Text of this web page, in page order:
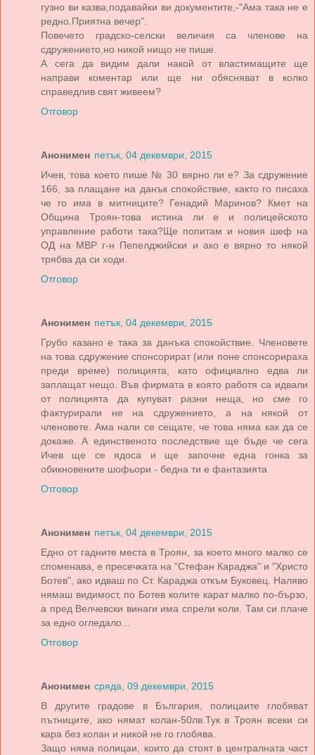
гузно ви казва,подавайки ви документите,-"Ама така не е
редно.Приятна вечер".
Повечето градско-селски величия са членове на
сдружението,но никой нищо не пише.
А сега да видим дали накой от властимащите ще
направи коментар или ще ни обясняват в колко
справедлив свят живеем?
Отговор
Анонимен петък, 04 декември, 2015
Ичев, това което пише № 30 вярно ли е? За сдружение
166, за плащане на данък спокойствие, както го писаха
че го има в митниците? Генадий Маринов? Кмет на
Община Троян-това истина ли е и полицейското
управление работи така?Ще попитам и новия шеф на
ОД на МВР г-н Пепелджийски и ако е вярно то някой
трябва да си ходи.
Отговор
Анонимен петък, 04 декември, 2015
Грубо казано е така за данъка спокойствие. Членовете
на това сдружение спонсорират (или поне спонсорираха
преди време) полицията, като официално едва ли
заплащат нещо. Във фирмата в която работя са идвали
от полицията да купуват разни неща, но сме го
фактурирали не на сдружението, а на някой от
членовете. Ама нали се сещате, че това няма как да се
докаже. А единственото последствие ще бъде че сега
Ичев ще се ядоса и ще започне една гонка за
обикновените шофьори - бедна ти е фантазията
Отговор
Анонимен петък, 04 декември, 2015
Едно от гадните места в Троян, за което много малко се
споменава, е пресечката на "Стефан Караджа" и "Христо
Ботев", ако идваш по Ст. Караджа откъм Буковец. Наляво
нямаш видимост, по Ботев колите карат малко по-бързо,
а пред Велчевски винаги има спрели коли. Там си плаче
за едно огледало...
Отговор
Анонимен сряда, 09 декември, 2015
В другите градове в България, полицаите глобяват
пътниците, ако нямат колан-50лв.Тук в Троян всеки си
кара без колан и никой не го глобява.
Защо няма полицаи, които да стоят в централната част